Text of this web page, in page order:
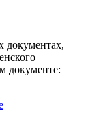
документах,
документе: